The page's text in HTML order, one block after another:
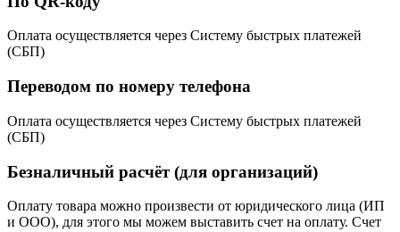
Оплата осуществляется через Систему быстрых платежей
(СБП)
Переводом по номеру телефона
Оплата осуществляется через Систему быстрых платежей
(СБП)
Безналичный расчёт (для организаций)
Оплату товара можно произвести от юридического лица (ИП
и ООО), для этого мы можем выставить счет на оплату. Счет